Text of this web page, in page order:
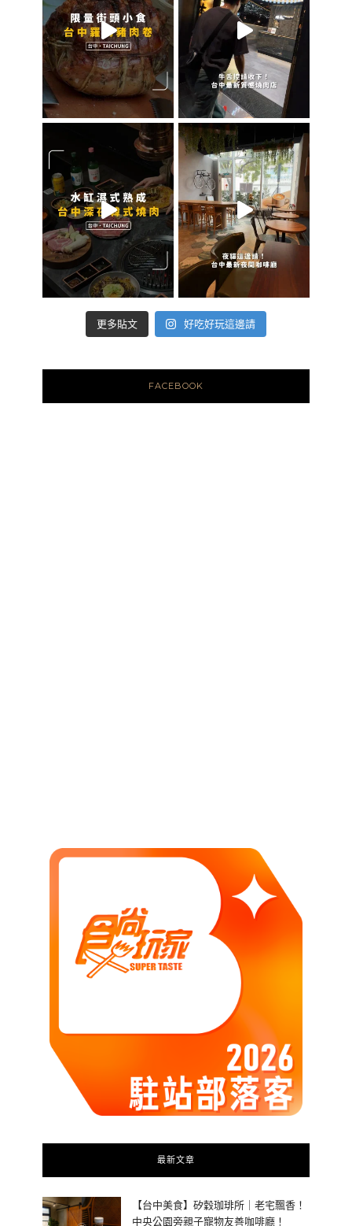
更多貼文 好吃好玩這邊請
FACEBOOK
最新文章
【台中美食】矽穀珈琲所｜老宅飄香！
中央公園旁親子寵物友善咖啡廳！